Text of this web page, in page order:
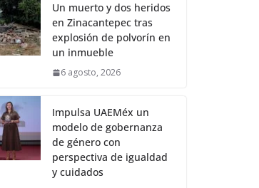
Un muerto y dos heridos
en Zinacantepec tras
explosión de polvorín en
un inmueble
6 agosto, 2026
Impulsa UAEMéx un
modelo de gobernanza
de género con
perspectiva de igualdad
y cuidados